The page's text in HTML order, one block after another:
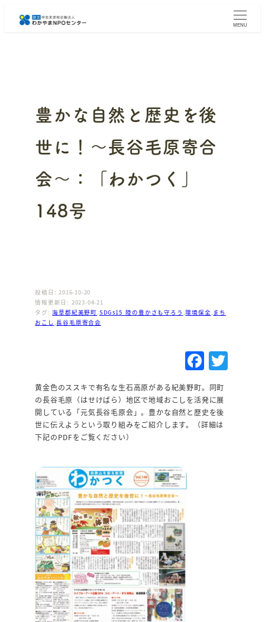
MENU
豊かな自然と歴史を後
世に！～長谷毛原寄合
会～：「わかつく」
148号
投稿日: 2016-10-20
情報更新日: 2023-04-21
タグ:海草郡紀美野町 SDGs15_陸の豊かさも守ろう ,環境保全 まち
おこし ,長谷毛原寄合会
F
a
c
e
b
T
黄金色のススキで有名な生石高原がある紀美野町。同町
の長谷毛原（はせけばら）地区で地域おこしを活発に展
開している「元気長谷毛原会」。豊かな自然と歴史を後
世に伝えようという取り組みをご紹介します。（詳細は
下記のPDFをご覧ください）